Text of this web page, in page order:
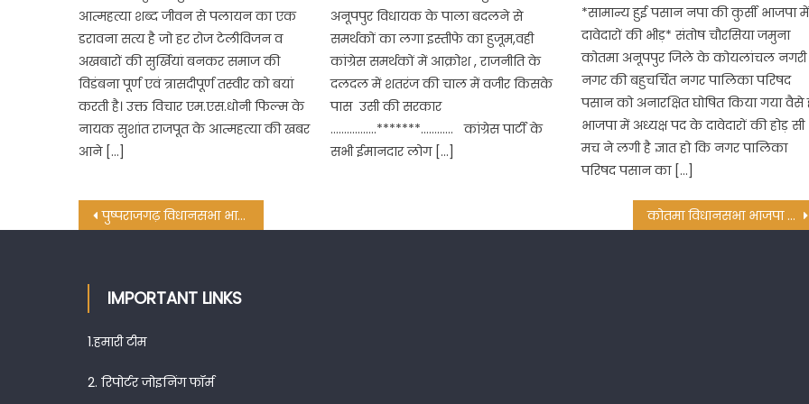
आत्महत्या शब्द जीवन से पलायन का एक
डरावना सत्य है जो हर रोज टेलीविजन व
अखबारों की सुर्खियां बनकर समाज की
विडंबना पूर्ण एवं त्रासदीपूर्ण तस्वीर को बयां
करती है। उक्त विचार एम.एस.धोनी फिल्म के
नायक सुशांत राजपूत के आत्महत्या की खबर
आने […]
अनूपपुर विधायक के पाला बदलने से
समर्थकों का लगा इस्तीफे का हुजूम,वही
कांग्रेस समर्थकों में आक्रोश , राजनीति के
दलदल में शतरंज की चाल में वजीर किसके
पास उसी की सरकार
……………..*******………… कांग्रेस पार्टी के
सभी ईमानदार लोग […]
*सामान्य हुई पसान नपा की कुर्सी भाजपा में
दावेदारों की भीड़* संतोष चौरसिया जमुना
कोतमा अनूपपुर जिले के कोयलांचल नगरी
नगर की बहुचर्चित नगर पालिका परिषद
पसान को अनारक्षित घोषित किया गया वैसे
भाजपा में अध्यक्ष पद के दावेदारों की होड़ सी
मच ने लगी है ज्ञात हो कि नगर पालिका
परिषद पसान का […]
Post
पुष्पराजगढ़ विधानसभा भाजपा प्रत्याशी हीरा सिंह श्याम 26 अक्टूबर को करेंगे नामांकन दाखिल कोतमा विधानसभा भाजपा प्रत्याशी दिलीप जायसवाल 27 अक्टूबर को करेंगे नामांकन दाखिल
IMPORTANT LINKS
1.हमारी टीम
2.रिपोर्टर जोइनिंग फॉर्म